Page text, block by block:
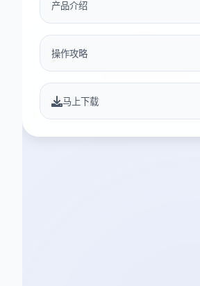
产品介绍
操作攻略
马上下载